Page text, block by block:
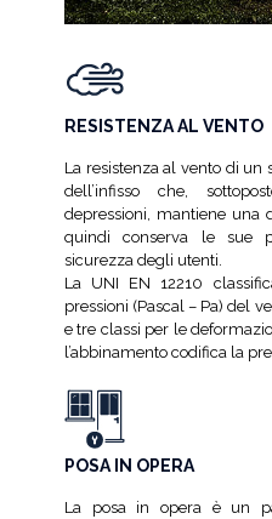
RESISTENZA AL VENTO
La resistenza al vento di
dell’infisso che,
depressioni, mantiene una
quindi conserva le sue
sicurezza degli utenti.
La UNI EN 12210
pressioni (Pascal – Pa) del
e tre classi per le
l’abbinamento codifica la
POSA IN OPERA
La posa in opera è un